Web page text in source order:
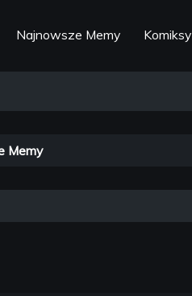
Najnowsze Memy Komiksy
Memy